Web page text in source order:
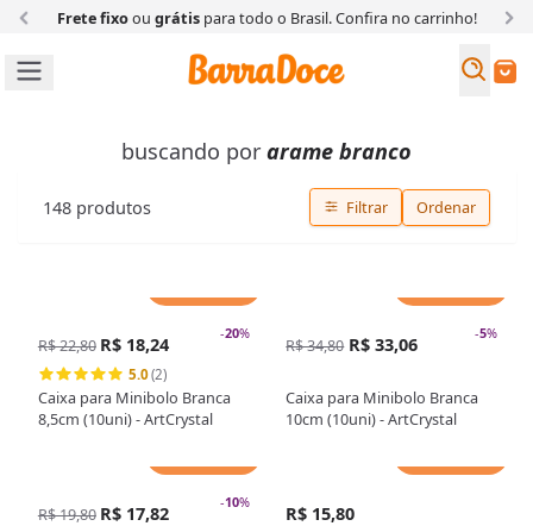
Frete fixoou grátispara todo o Brasil. Confira no carrinho!
Buscar
buscando porarame branco
148 produtos Filtrar Ordenar
-20%
R$ 22,80 R$ 18,24
5.0(2)
Caixa para Minibolo Branca
8,5cm (10uni) - ArtCrystal
-5%
R$ 34,80 R$ 33,06
Caixa para Minibolo Branca
10cm (10uni) - ArtCrystal
-10%
R$ 19,80 R$ 17,82 R$ 15,80